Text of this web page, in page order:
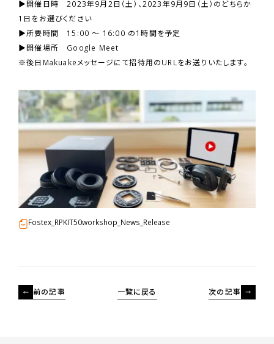
▶開催日時 2023年9月2日（土）、2023年9月9日（土）のどちらか
1日をお選びください
▶所要時間 15:00 ～ 16:00 の1時間を予定
▶開催場所 Google Meet
※後日Makuakeメッセージにて招待用のURLをお送りいたします。
Fostex_RPKIT50workshop_News_Release
前の記事 一覧に戻る 次の記事